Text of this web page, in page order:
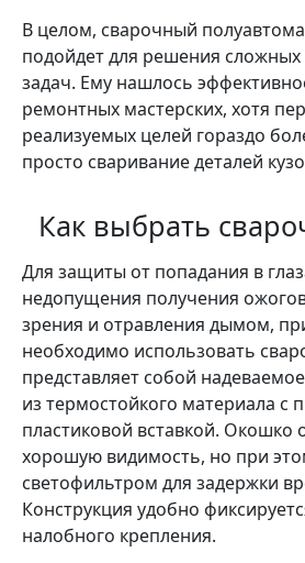
В целом, сварочный
подойдет для решения
задач. Ему нашлось
ремонтных мастерских, хотя
реализуемых целей гораздо
просто сваривание деталей
Как выбрать
Для защиты от попадания в
недопущения получения
зрения и отравления дымом,
необходимо использовать
представляет собой
из термостойкого материала с
пластиковой вставкой. Окошко
хорошую видимость, но при
светофильтром для задержки
Конструкция удобно
налобного крепления.